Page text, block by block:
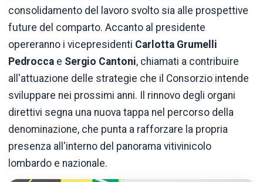
consolidamento del lavoro svolto sia alle prospettive
future del comparto. Accanto al presidente
opereranno i vicepresidenti Carlotta Grumelli
Pedrocca e Sergio Cantoni, chiamati a contribuire
all'attuazione delle strategie che il Consorzio intende
sviluppare nei prossimi anni. Il rinnovo degli organi
direttivi segna una nuova tappa nel percorso della
denominazione, che punta a rafforzare la propria
presenza all'interno del panorama vitivinicolo
lombardo e nazionale.